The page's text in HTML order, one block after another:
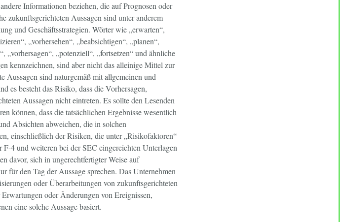
Informationen beziehen, die auf Prognosen oder
zukunftsgerichteten Aussagen sind unter anderem
und Geschäftsstrategien. Wörter wie „erwarten“,
„vorhersehen“, „beabsichtigen“, „planen“,
„vorhersagen“, „potenziell“, „fortsetzen“ und ähnliche
kennzeichnen, sind aber nicht das alleinige Mittel zur
Aussagen sind naturgemäß mit allgemeinen und
es besteht das Risiko, dass die Vorhersagen,
Aussagen nicht eintreten. Es sollte den Lesenden
können, dass die tatsächlichen Ergebnisse wesentlich
Absichten abweichen, die in solchen
einschließlich der Risiken, die unter „Risikofaktoren“
4 und weiteren bei der SEC eingereichten Unterlagen
davor, sich in ungerechtfertigter Weise auf
für den Tag der Aussage sprechen. Das Unternehmen
oder Überarbeitungen von zukunftsgerichteten
oder Änderungen von Ereignissen,
eine solche Aussage basiert.